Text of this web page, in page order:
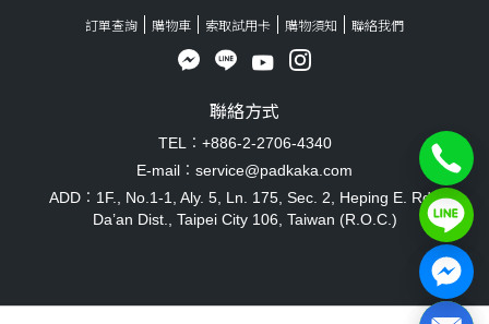
訂單查詢 購物車 索取試用卡 購物須知 聯絡我們
聯絡方式
TEL：+886-2-2706-4340
E-mail：service@padkaka.com
ADD：1F., No.1-1, Aly. 5, Ln. 175, Sec. 2, Heping E. Rd.,
Da’an Dist., Taipei City 106, Taiwan (R.O.C.)